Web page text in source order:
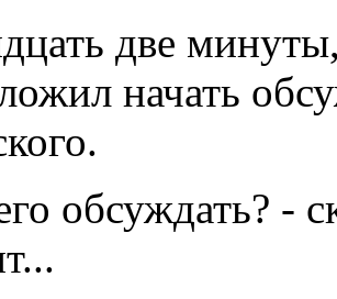
две
начать
обсуждать? -